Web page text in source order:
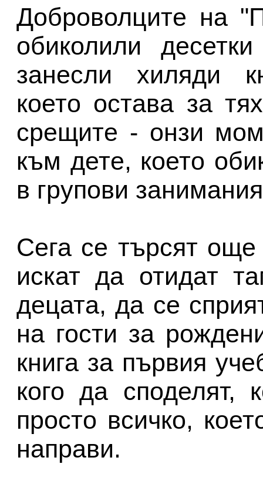
Доброволците на
обиколили
занесли хиляди
което остава за
срещите - онзи
към дете, което
в групови
Сега се търсят още
искат да отидат
децата, да се
на гости за
книга за първия
кого да споделят,
просто всичко,
направи.